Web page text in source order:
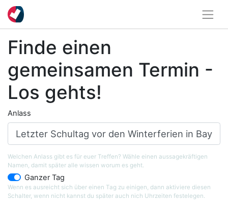
Finde einen
gemeinsamen Termin -
Los gehts!
Anlass
Welchen Anlass gibt es für euer Treffen? Wähle einen aussagekräftigen
Namen, damit später alle wissen worum es geht.
Ganzer Tag
Wenn es ausreicht sich über einen Tag zu einigen, dann aktiviere diesen
Schalter, wenn nicht kannst du später auch nich Uhrzeiten festelegen.